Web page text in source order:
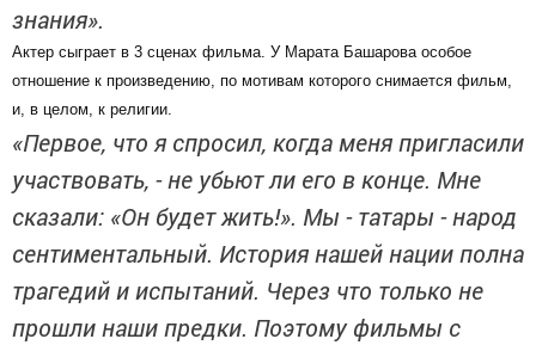
знания».
Актер сыграет в 3 сценах фильма. У Марата Башарова особое
отношение к произведению, по мотивам которого снимается фильм,
и, в целом, к религии.
«Первое, что я спросил, когда меня пригласили
участвовать, ­- не убьют ли его в конце. Мне
сказали: «Он будет жить!». Мы - татары - народ
сентиментальный. История нашей нации полна
трагедий и испытаний. Через что только не
прошли наши предки. Поэтому фильмы с